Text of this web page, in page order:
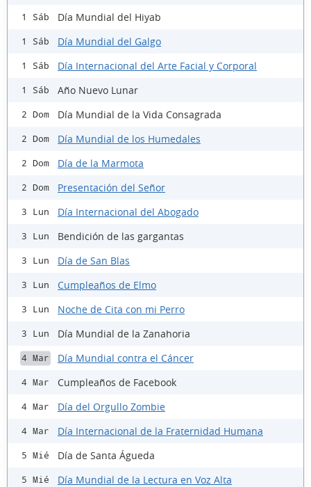
1 Sáb Día Mundial del Hiyab
1 Sáb Día Mundial del Galgo
1 Sáb Día Internacional del Arte Facial y Corporal
1 Sáb Año Nuevo Lunar
2 Dom Día Mundial de la Vida Consagrada
2 Dom Día Mundial de los Humedales
2 Dom Día de la Marmota
2 Dom Presentación del Señor
3 Lun Día Internacional del Abogado
3 Lun Bendición de las gargantas
3 Lun Día de San Blas
3 Lun Cumpleaños de Elmo
3 Lun Noche de Cita con mi Perro
3 Lun Día Mundial de la Zanahoria
4 Mar Día Mundial contra el Cáncer
4 Mar Cumpleaños de Facebook
4 Mar Día del Orgullo Zombie
4 Mar Día Internacional de la Fraternidad Humana
5 Mié Día de Santa Águeda
5 Mié Día Mundial de la Lectura en Voz Alta